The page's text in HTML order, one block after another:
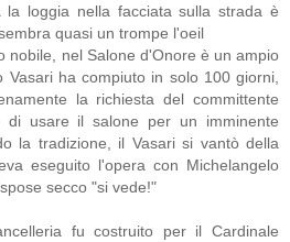
la loggia nella facciata sulla strada è
quasi un trompe l'oeil
nobile, nel Salone d'Onore è un ampio
Vasari ha compiuto in solo 100 giorni,
la richiesta del committente
di usare il salone per un imminente
la tradizione, il Vasari si vantò della
eseguito l'opera con Michelangelo
secco "si vede!"
fu costruito per il Cardinale